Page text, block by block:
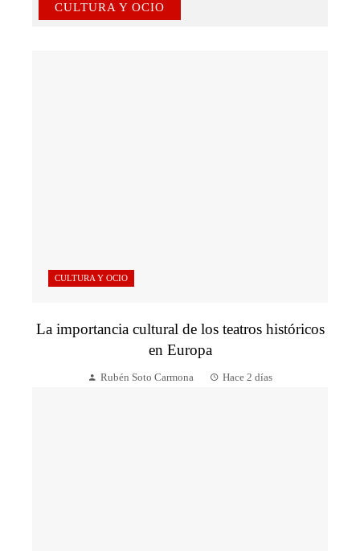
CULTURA Y OCIO
CULTURA Y OCIO
La importancia cultural de los teatros históricos
en Europa
Rubén Soto Carmona Hace 2 días